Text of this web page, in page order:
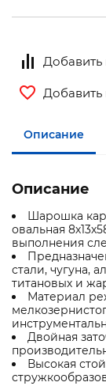
Добавить
Описание
Описание
Шарошка
овальная
выполнения
стали, чугуна,
титановых и
Материал
Двойная
Высокая